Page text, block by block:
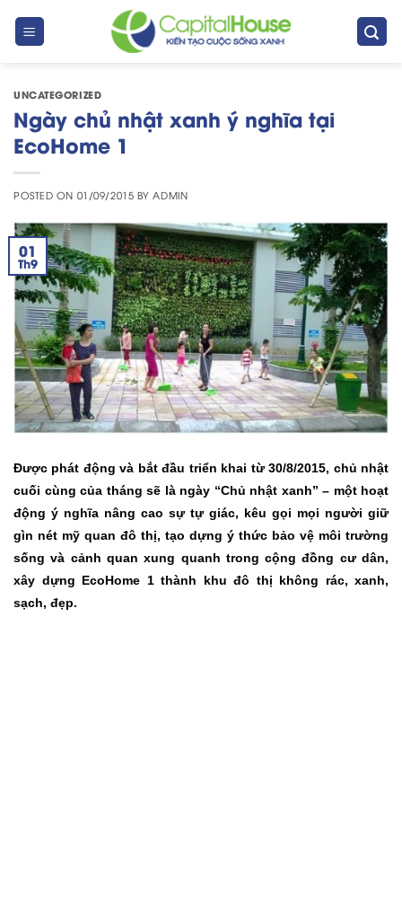
UNCATEGORIZED
Ngày chủ nhật xanh ý nghĩa tại
EcoHome 1
POSTED ON 01/09/2015 BY ADMIN
01
Th9
Được phát động và bắt đầu triển khai từ 30/8/2015, chủ nhật
cuối cùng của tháng sẽ là ngày “Chủ nhật xanh” – một hoạt
động ý nghĩa nâng cao sự tự giác, kêu gọi mọi người giữ
gìn nét mỹ quan đô thị, tạo dựng ý thức bảo vệ môi trường
sống và cảnh quan xung quanh trong cộng đồng cư dân,
xây dựng EcoHome 1 thành khu đô thị không rác, xanh,
sạch, đẹp.